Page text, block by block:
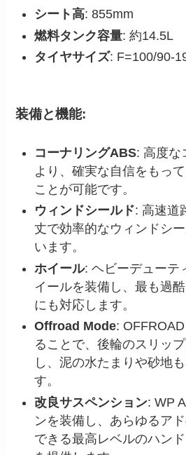
シート高: 855mm
燃料タンク容量: 約14.5L
タイヤサイズ: F=100/90-
装備と機能:
コーナリングABS: 高度な
より、確実な自信をもっ
ことが可能です。
ウィンドシールド: 高速道
丈で効率的なウィンドシ
います。
ホイール: ヘビーデューテ
イールを装備し、最も過
にも対応します。
Offroad Mode:
ることで、後輪のスリッ
し、泥の水たまりや砂地
す。
改良サスペンション: WP
ンを装備し、あらゆるア
できる最高レベルのハン